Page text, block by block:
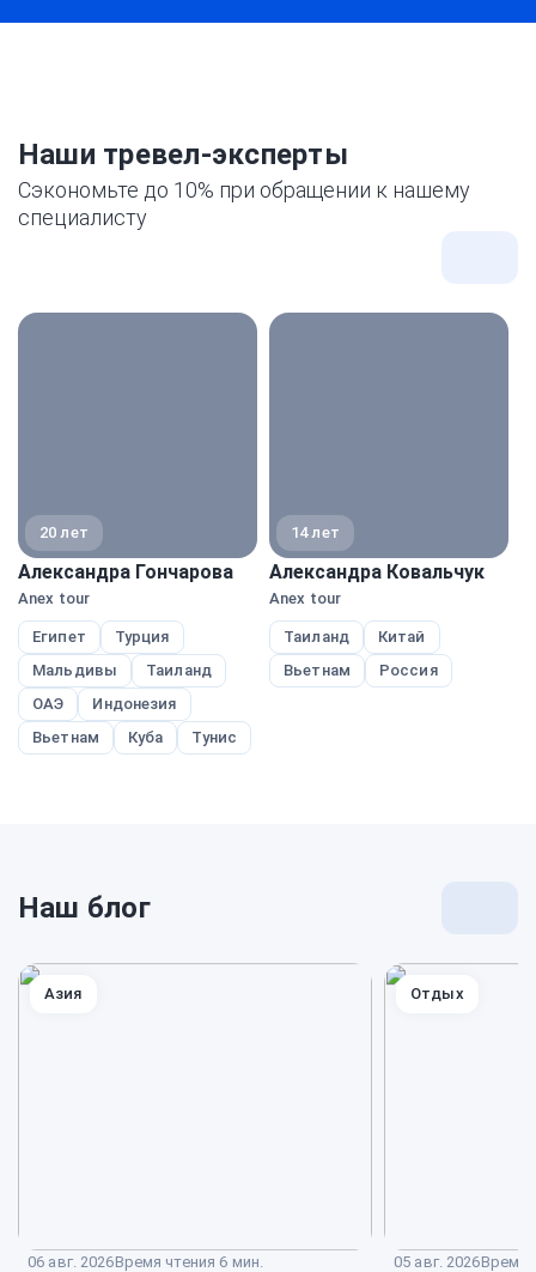
Наши тревел-эксперты
Сэкономьте до 10% при обращении к нашему
специалисту
20 лет
Александра Гончарова
Anex tour
Египет
Турция
Мальдивы
Таиланд
ОАЭ
Индонезия
Вьетнам
Куба Тунис
14 лет
Александра Ковальчук
Anex tour
Таиланд
Китай
Вьетнам
Россия
Наш блог
06 авг. 2026Время чтения 6 мин.
Азия
05 авг. 2026Время
Отдых